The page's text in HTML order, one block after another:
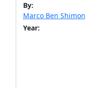
By:
Marco Ben Shimon
Year: